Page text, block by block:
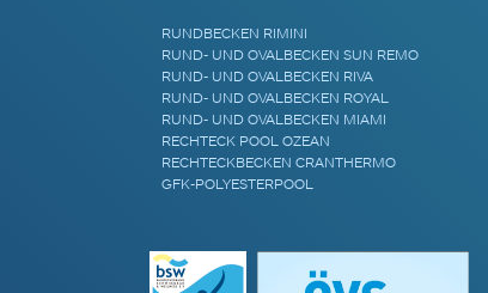
RUNDBECKEN RIMINI
RUND- UND OVALBECKEN SUN REMO
RUND- UND OVALBECKEN RIVA
RUND- UND OVALBECKEN ROYAL
RUND- UND OVALBECKEN MIAMI
RECHTECK POOL OZEAN
RECHTECKBECKEN CRANTHERMO
GFK-POLYESTERPOOL